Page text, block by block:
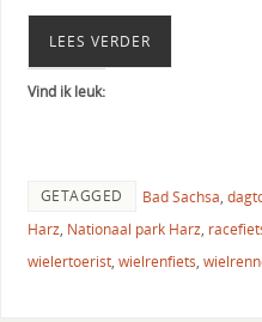
LEES VERDER
Vind ik leuk:
GETAGGED Bad Sachsa,
Harz, Nationaal park Harz,
wielertoerist, wielrenfiets,